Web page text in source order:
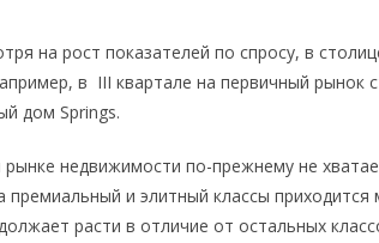
на рост показателей по спросу, в
в III квартале на первичный рынок
дом Springs.
недвижимости по-прежнему не
премиальный и элитный классы
расти в отличие от остальных